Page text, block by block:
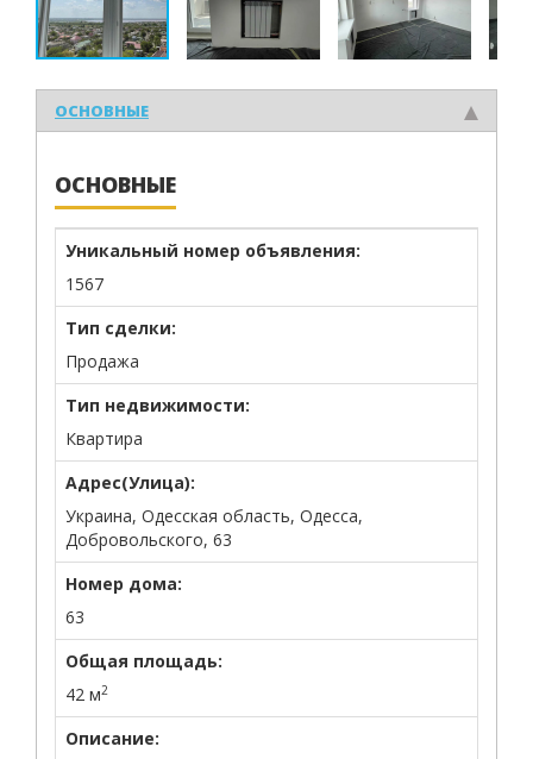
ОСНОВНЫЕ
ОСНОВНЫЕ
Уникальный номер объявления:
1567
Тип сделки:
Продажа
Тип недвижимости:
Квартира
Адрес(Улица):
Украина, Одесская область, Одесса,
Добровольского, 63
Номер дома:
63
Общая площадь:
42 м2
Описание: